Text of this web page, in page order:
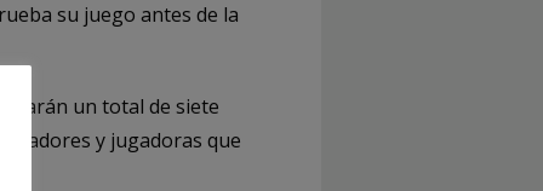
su juego antes de la
un total de siete
y jugadoras que